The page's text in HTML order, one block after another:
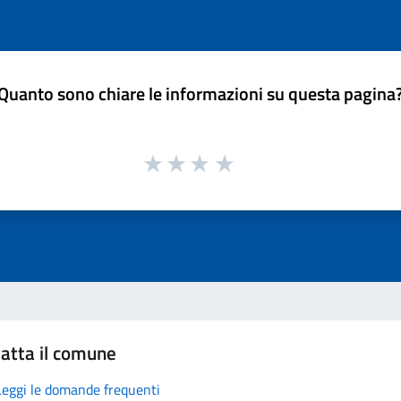
sono chiare le informazioni su questa
il comune
le domande frequenti